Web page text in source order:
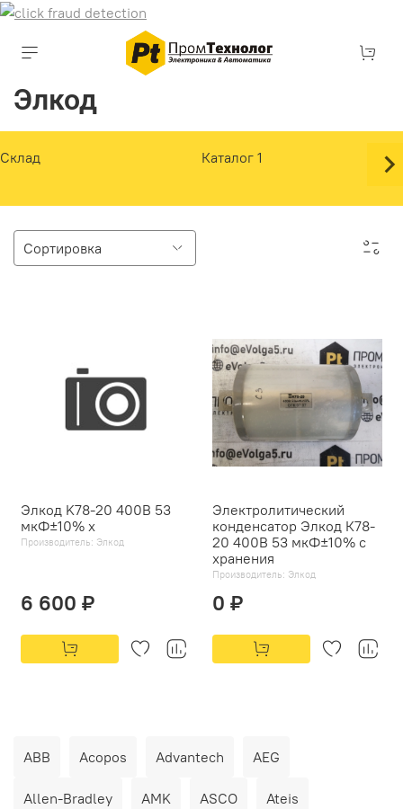
Элкод
Склад Каталог 1
Элкод K78-20 400В 53
мкФ±10% х
Производитель: Элкод
6 600 ₽
Электролитический
конденсатор Элкод К78-
20 400В 53 мкФ±10% с
хранения
Производитель: Элкод
0 ₽
ABB Acopos Advantech AEG
Allen-Bradley AMK ASCO Ateis